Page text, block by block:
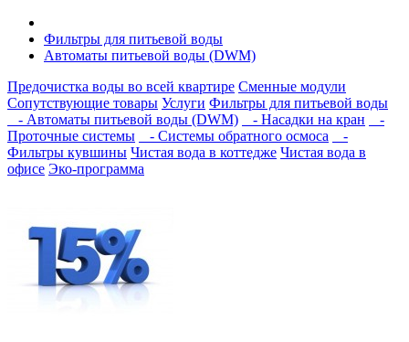
Фильтры для питьевой воды
Автоматы питьевой воды (DWM)
Предочистка воды во всей квартире Сменные модули
Сопутствующие товары Услуги Фильтры для питьевой воды
- Автоматы питьевой воды (DWM)
- Насадки на кран
-
Проточные системы
- Системы обратного осмоса
-
Фильтры кувшины Чистая вода в коттедже Чистая вода в
офисе Эко-программа